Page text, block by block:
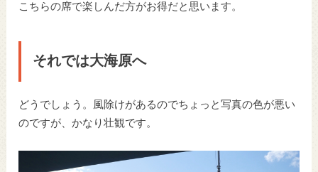
こちらの席で楽しんだ方がお得だと思います。
それでは大海原へ
どうでしょう。風除けがあるのでちょっと写真の色が悪い
のですが、かなり壮観です。